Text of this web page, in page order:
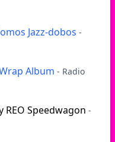
Jazz-dobos -
Album - Radio
REO Speedwagon -